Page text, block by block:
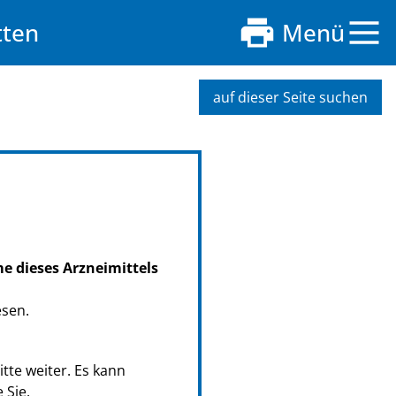
Menü
auf dieser Seite suchen
dieses Arzneimittels
weiter. Es kann
Sie.